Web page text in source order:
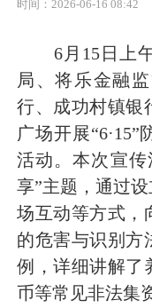
时间：2026-06-16 08:42
6月15日上午
局、将乐金融
行、 成功村镇银
广场开展
活动。本次宣
享”主题，通过
场互动等方式，
的危害与识别方
例，详细讲解了
币等常见非法集